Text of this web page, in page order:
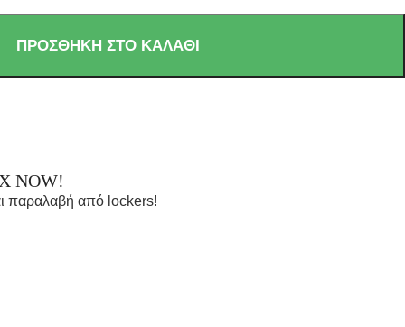
ΠΡΟΣΘΉΚΗ ΣΤΟ ΚΑΛΆΘΙ
NOW!
παραλαβή από lockers!